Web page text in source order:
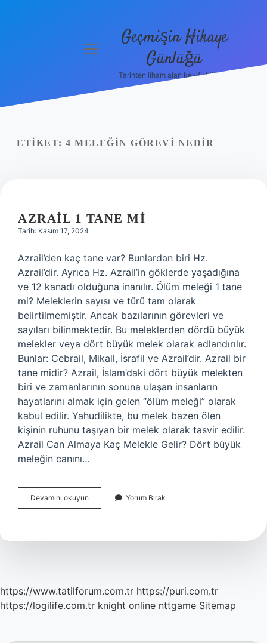
menüyü
Geçmişin Hikaye
Günlüğü
Tarihten ilham alan keyifli bilgiler!
ETIKET: 4 MELEĞIN GÖREVI NEDIR
AZRAIL 1 TANE MI
Tarih: Kasım 17, 2024
Azrail’den kaç tane var? Bunlardan biri Hz.
Azrail’dir. Ayrıca Hz. Azrail’in göklerde yaşadığına
ve 12 kanadı olduğuna inanılır. Ölüm meleği 1 tane
mi? Meleklerin sayısı ve türü tam olarak
belirtilmemiştir. Ancak bazılarının görevleri ve
sayıları bilinmektedir. Bu meleklerden dördü büyük
melekler veya dört büyük melek olarak adlandırılır.
Bunlar: Cebrail, Mikail, İsrafil ve Azrail’dir. Azrail bir
tane midir? Azrail, İslam’daki dört büyük melekten
biri ve zamanlarının sonuna ulaşan insanların
hayatlarını almak için gelen “ölüm meleği” olarak
kabul edilir. Yahudilikte, bu melek bazen ölen
kişinin ruhunu taşıyan bir melek olarak tasvir edilir.
Azrail Can Almaya Kaç Melekle Gelir? Dört büyük
meleğin canını…
Devamını okuyun
1
Yorum Bırak
https://www.tatilforum.com.tr https://puri.com.tr
https://logilife.com.tr knight online nttgame Sitemap